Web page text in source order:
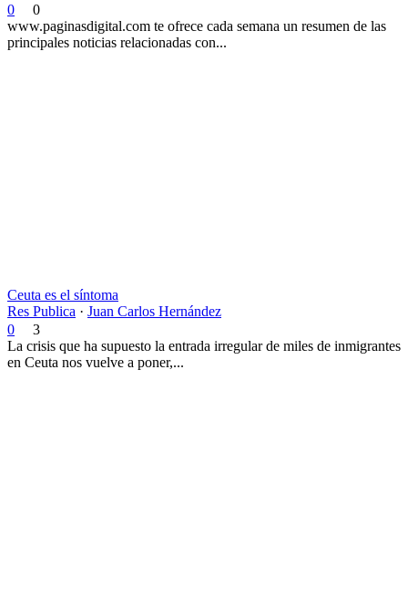
0
0
www.paginasdigital.com te ofrece cada semana un resumen de las
principales noticias relacionadas con...
Ceuta es el síntoma
Res Publica · Juan Carlos Hernández
0
3
La crisis que ha supuesto la entrada irregular de miles de inmigrantes
en Ceuta nos vuelve a poner,...